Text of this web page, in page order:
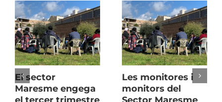
El sector
Maresme engega
Les monitores i
monitors del